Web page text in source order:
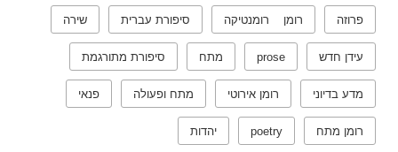
פרוזה רומן רומנטיקה סיפורת עברית שירה
עידן חדש prose מתח סיפורת מתורגמת
מדע בדיוני רומן אירוטי מתח ופעולה פנאי
רומן מתח poetry יהדות